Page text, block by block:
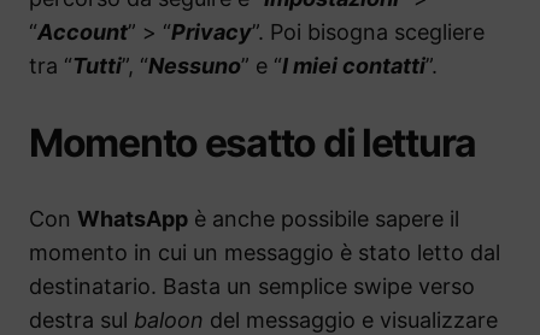
“Account” > “Privacy”. Poi bisogna scegliere
tra “Tutti”, “Nessuno” e “I miei contatti”.
Momento esatto di lettura
Con WhatsApp è anche possibile sapere il
momento in cui un messaggio è stato letto dal
destinatario. Basta un semplice swipe verso
destra sul baloon del messaggio e visualizzare